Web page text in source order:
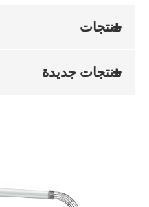
منتجات
منتجات جديدة